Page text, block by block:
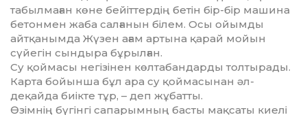
табылмаған көне бейіттердің бетін бір-бір машина
бетонмен жа­ба салғанын білем. Осы ойымды
айтқанымда Жүзен ағам артына қарай мойын
сүйегін сындыра бұрылған.
Су қоймасы негізінен көл­та­бан­дарды толтырады.
Карта бойын­ша бұл ара су қоймасынан әл­
деқайда биікте тұр, – деп жұбатты.
Өзімнің бүгінгі сапарымның басты мақсаты киелі